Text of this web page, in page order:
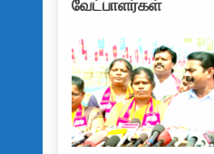
வேட்பாளர்கள்